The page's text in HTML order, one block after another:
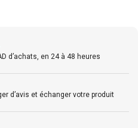
d’achats, en 24 à 48 heures
d’avis et échanger votre produit